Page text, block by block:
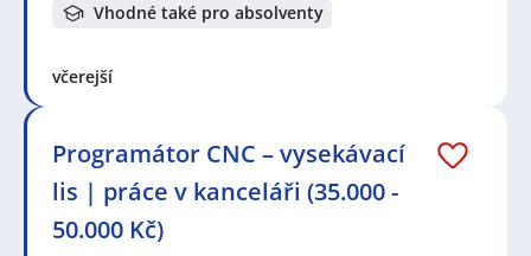
Vhodné také pro absolventy
včerejší
Programátor CNC – vysekávací
lis | práce v kanceláři (35.000 -
50.000 Kč)